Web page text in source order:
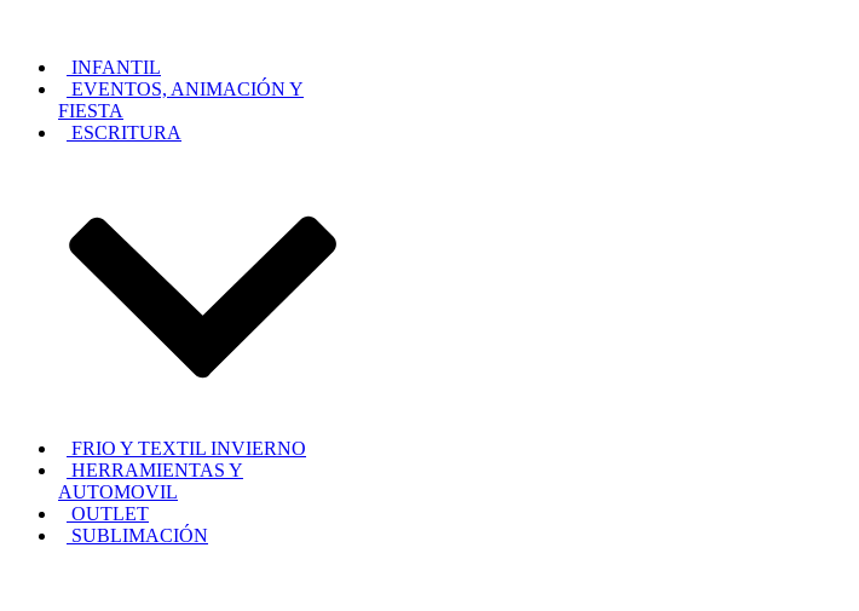
INFANTIL
EVENTOS, ANIMACIÓN Y
FIESTA
ESCRITURA
FRIO Y TEXTIL INVIERNO
HERRAMIENTAS Y
AUTOMOVIL
OUTLET
SUBLIMACIÓN